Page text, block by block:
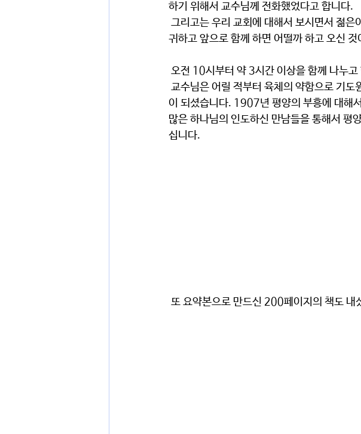
하기 위해서 교수님께 전화했었다고 합니다.
귀하고 앞으로 함께 하면 어떨까 하고 오신 것
오전 10시부터 약 3시간 이상을 함께 나누고
이 되셨습니다. 1907년 평양의 부흥에 대해
많은 하나님의 인도하신 만남들을 통해서 평
십니다.
또 요약본으로 만드신 200페이지의 책도 내